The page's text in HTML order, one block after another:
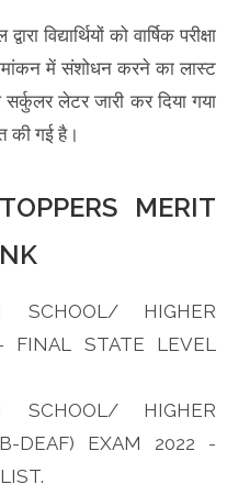
विद्यार्थियों को वार्षिक परीक्षा
में संशोधन करने का लास्ट
लेटर जारी कर दिया गया
की गई है।
MERIT
SCHOOL/ HIGHER
FINAL STATE LEVEL
SCHOOL/ HIGHER
DEAF) EXAM 2022 -